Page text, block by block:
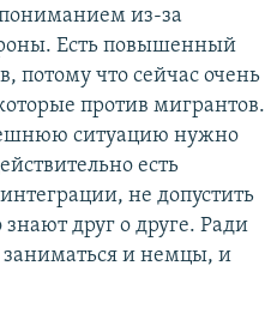
из-за
Есть повышенный
потому что сейчас очень
против мигрантов.
ситуацию нужно
есть
не допустить
друг о друге. Ради
и немцы, и